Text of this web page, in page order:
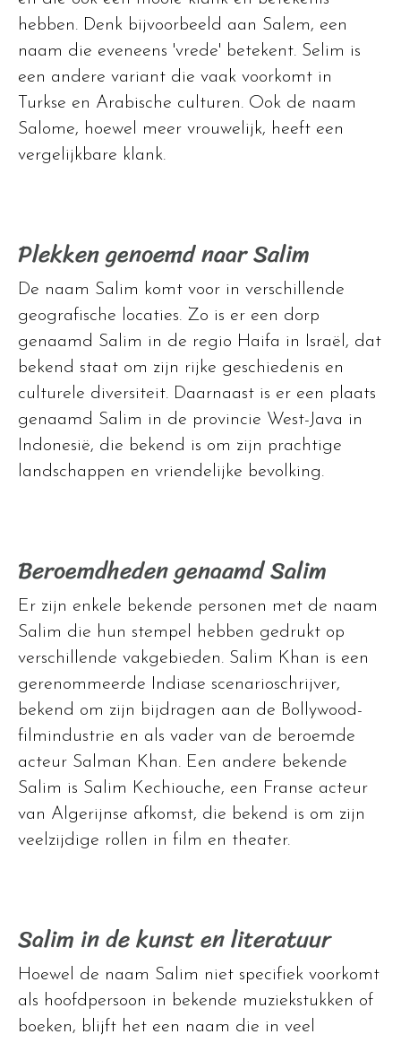
hebben. Denk bijvoorbeeld aan Salem, een
naam die eveneens 'vrede' betekent. Selim is
een andere variant die vaak voorkomt in
Turkse en Arabische culturen. Ook de naam
Salome, hoewel meer vrouwelijk, heeft een
vergelijkbare klank.
Plekken genoemd naar Salim
De naam Salim komt voor in verschillende
geografische locaties. Zo is er een dorp
genaamd Salim in de regio Haifa in Israël, dat
bekend staat om zijn rijke geschiedenis en
culturele diversiteit. Daarnaast is er een plaats
genaamd Salim in de provincie West-Java in
Indonesië, die bekend is om zijn prachtige
landschappen en vriendelijke bevolking.
Beroemdheden genaamd Salim
Er zijn enkele bekende personen met de naam
Salim die hun stempel hebben gedrukt op
verschillende vakgebieden. Salim Khan is een
gerenommeerde Indiase scenarioschrijver,
bekend om zijn bijdragen aan de Bollywood-
filmindustrie en als vader van de beroemde
acteur Salman Khan. Een andere bekende
Salim is Salim Kechiouche, een Franse acteur
van Algerijnse afkomst, die bekend is om zijn
veelzijdige rollen in film en theater.
Salim in de kunst en literatuur
Hoewel de naam Salim niet specifiek voorkomt
als hoofdpersoon in bekende muziekstukken of
boeken, blijft het een naam die in veel